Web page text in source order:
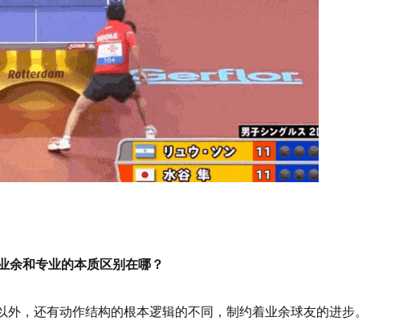
余和专业的本质区别在哪？
，还有动作结构的根本逻辑的不同，制约着业余球友的进步。